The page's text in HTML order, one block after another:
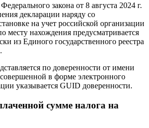
закона от 8 августа 2024 г.
декларации наряду со
на учет российской организации
месту нахождения предусматривается
из Единого государственного реестра
по доверенности от имени
в форме электронного
указывается GUID доверенности.
сумме налога на